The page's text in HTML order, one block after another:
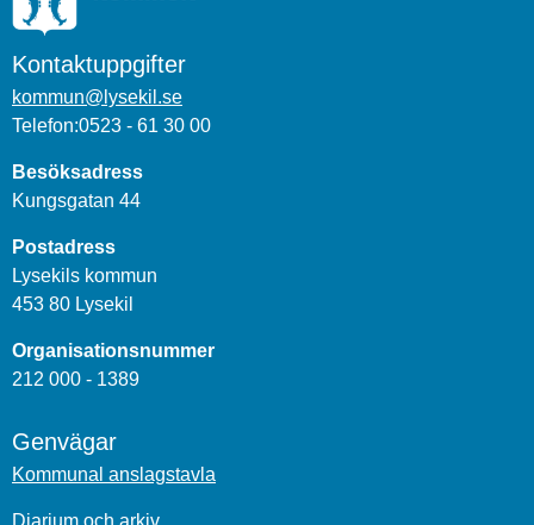
Kontaktuppgifter
kommun@lysekil.se
Telefon:0523 - 61 30 00
Besöksadress
Kungsgatan 44
Postadress
Lysekils kommun
453 80 Lysekil
Organisationsnummer
212 000 - 1389
Genvägar
Kommunal anslagstavla